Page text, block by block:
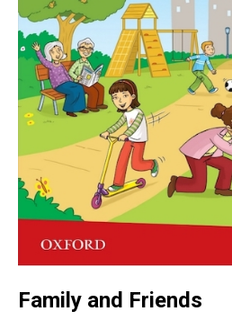
Family and Friends